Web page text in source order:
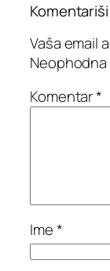
Komentariši
Vaša email
Komentar*
Ime*